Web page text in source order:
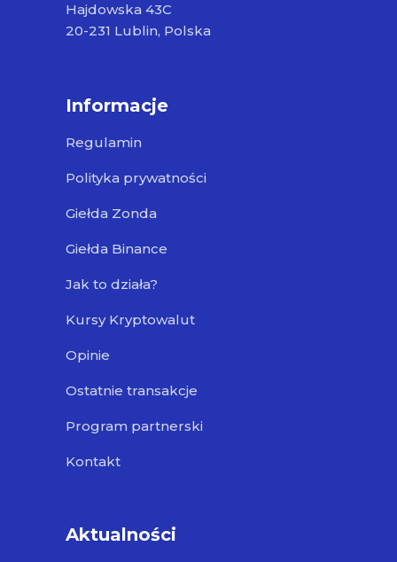
Hajdowska 43C
20-231 Lublin, Polska
Informacje
Regulamin
Polityka prywatności
Giełda Zonda
Giełda Binance
Jak to działa?
Kursy Kryptowalut
Opinie
Ostatnie transakcje
Program partnerski
Kontakt
Aktualności